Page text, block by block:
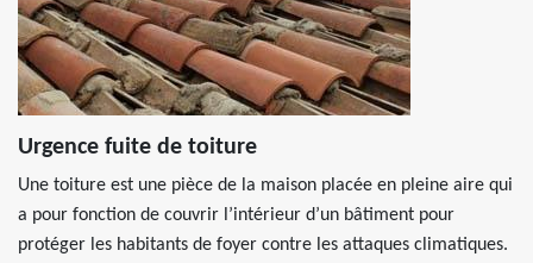
Urgence fuite de toiture
Une toiture est une pièce de la maison placée en pleine aire qui
a pour fonction de couvrir l’intérieur d’un bâtiment pour
protéger les habitants de foyer contre les attaques climatiques.